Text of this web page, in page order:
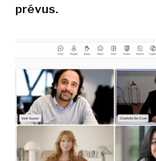
prévus.